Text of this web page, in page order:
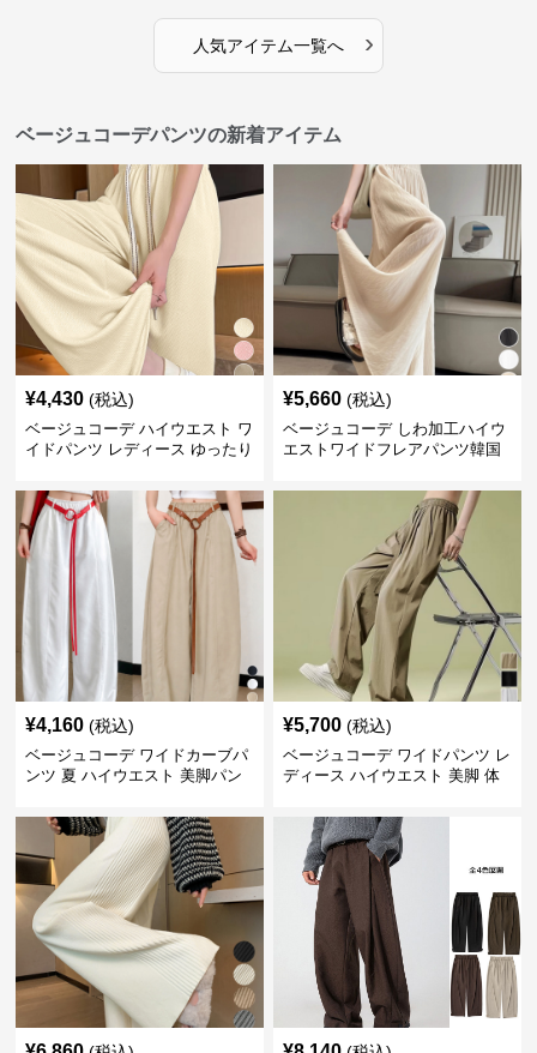
人気アイテム一覧へ ›
ベージュコーデパンツの新着アイテム
¥4,430 (税込)
ベージュコーデ ハイウエスト ワ
イドパンツ レディース ゆったり
¥5,660 (税込)
ベージュコーデ しわ加工ハイウ
エストワイドフレアパンツ韓国
¥4,160 (税込)
ベージュコーデ ワイドカーブパ
ンツ 夏 ハイウエスト 美脚パン
¥5,700 (税込)
ベージュコーデ ワイドパンツ レ
ディース ハイウエスト 美脚 体